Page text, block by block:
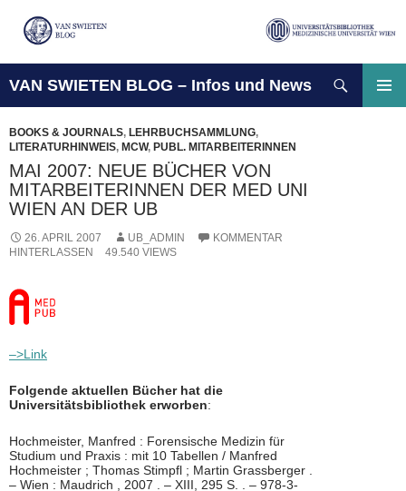
VAN SWIETEN BLOG – Infos und News
SPRINGEN
BOOKS & JOURNALS, LEHRBUCHSAMMLUNG,
LITERATURHINWEIS, MCW, PUBL. MITARBEITERINNEN
MAI 2007: NEUE BÜCHER VON
MITARBEITERINNEN DER MED UNI
WIEN AN DER UB
26. APRIL 2007 UB_ADMIN
KOMMENTAR
HINTERLASSEN
49.540 VIEWS
–>Link
Folgende aktuellen Bücher hat die
Universitätsbibliothek erworben:
Hochmeister, Manfred : Forensische Medizin für
Studium und Praxis : mit 10 Tabellen / Manfred
Hochmeister ; Thomas Stimpfl ; Martin Grassberger .
– Wien : Maudrich , 2007 . – XIII, 295 S. . – 978-3-